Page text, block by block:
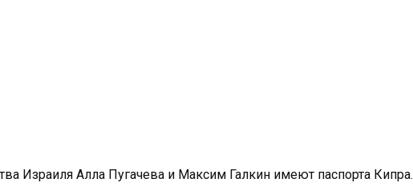
Израиля Алла Пугачева и Максим Галкин имеют паспорта Кипра.